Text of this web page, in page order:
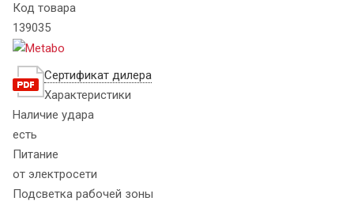
Код товара
139035
Сертификат дилера
Характеристики
Наличие удара
есть
Питание
от электросети
Подсветка рабочей зоны